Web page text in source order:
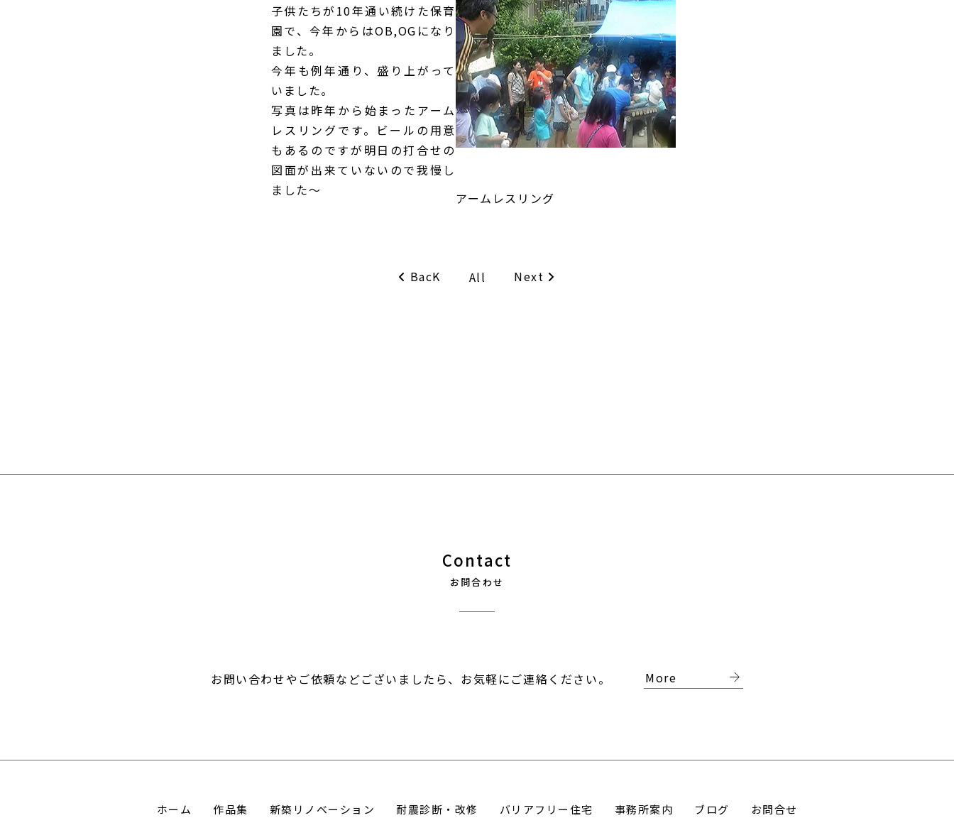
アームレスリング
子供たちが10年通い続けた保育
園で、今年からはOB,OGになり
ました。
今年も例年通り、盛り上がって
いました。
写真は昨年から始まったアーム
レスリングです。ビールの用意
もあるのですが明日の打合せの
図面が出来ていないので我慢し
ました～
BacK All Next
Contact
お問合わせ
お問い合わせやご依頼などございましたら、お気軽にご連絡ください。 More arrow_forward
ホーム 作品集 新築リノベーション 耐震診断・改修 バリアフリー住宅 事務所案内 ブログ お問合せ